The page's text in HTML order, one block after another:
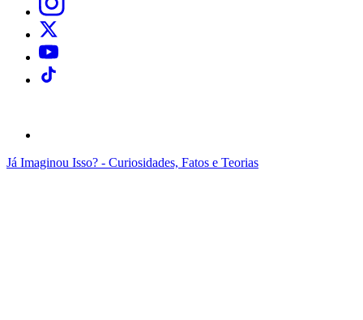
Já Imaginou Isso? - Curiosidades, Fatos e Teorias